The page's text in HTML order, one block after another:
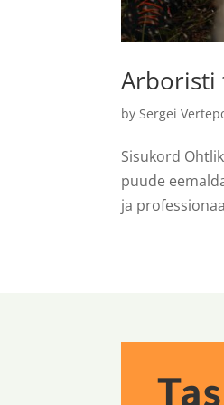
Arboristi
bySergei
Sisukord
puude
ja